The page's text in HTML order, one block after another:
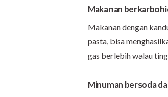
Makanan
Makanan dengan
pasta, bisa
gas berlebih walau
Minuman bersoda